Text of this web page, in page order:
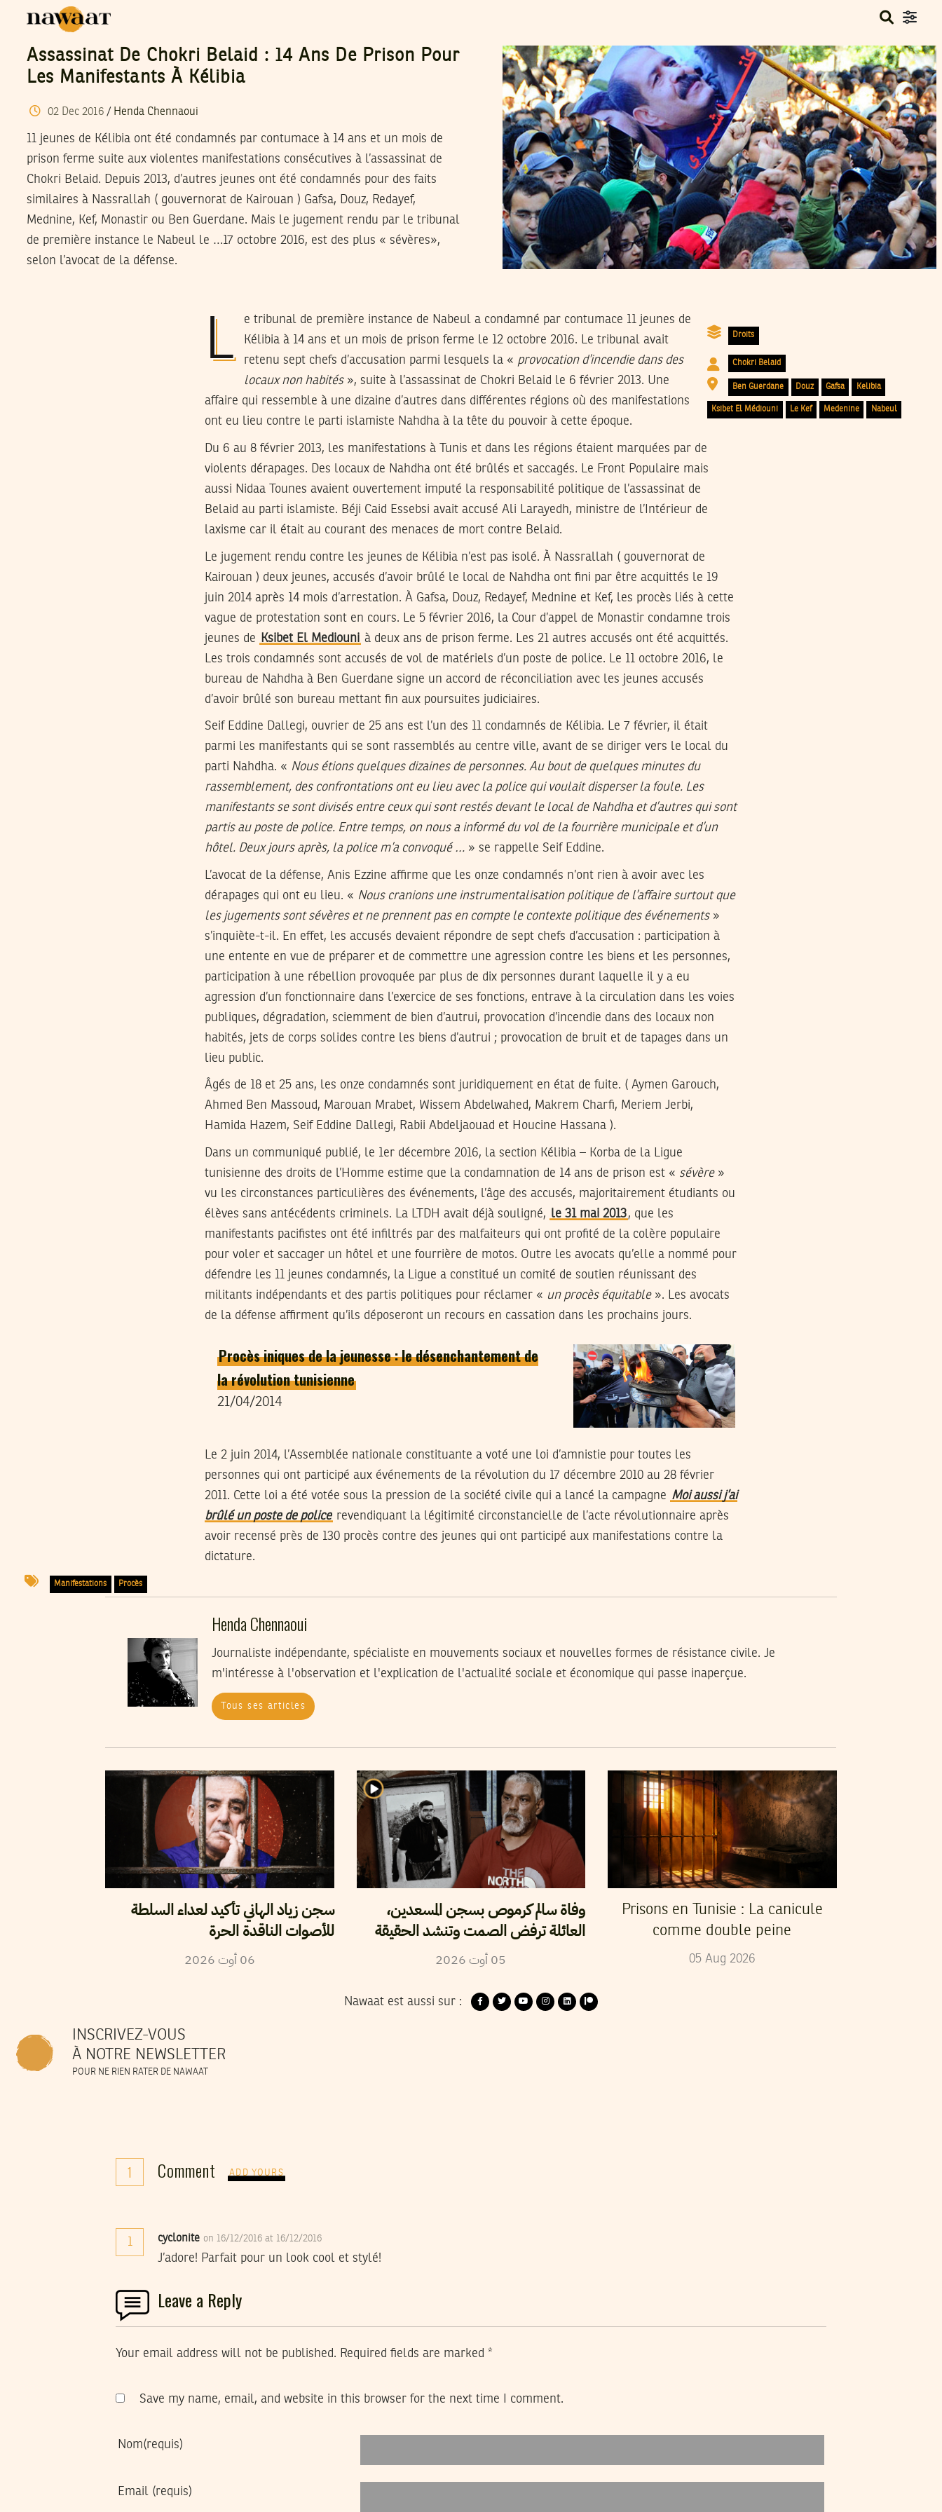
Assassinat De Chokri Belaid : 14 Ans De Prison Pour
Les Manifestants À Kélibia
02 Dec 2016/ Henda Chennaoui
11 jeunes de Kélibia ont été condamnés par contumace à 14 ans et un mois de
prison ferme suite aux violentes manifestations consécutives à l’assassinat de
Chokri Belaid. Depuis 2013, d’autres jeunes ont été condamnés pour des faits
similaires à Nassrallah ( gouvernorat de Kairouan ) Gafsa, Douz, Redayef,
Mednine, Kef, Monastir ou Ben Guerdane. Mais le jugement rendu par le tribunal
de première instance le Nabeul le …17 octobre 2016, est des plus « sévères»,
selon l’avocat de la défense.
Droits
Chokri Belaid
Ben Guerdane Douz Gafsa Kelibia
Ksibet El Médiouni Le Kef Medenine Nabeul
Le tribunal de première instance de Nabeul a condamné par contumace 11 jeunes de
Kélibia à 14 ans et un mois de prison ferme le 12 octobre 2016. Le tribunal avait
retenu sept chefs d’accusation parmi lesquels la « provocation d’incendie dans des
locaux non habités», suite à l’assassinat de Chokri Belaid le 6 février 2013. Une
affaire qui ressemble à une dizaine d’autres dans différentes régions où des manifestations
ont eu lieu contre le parti islamiste Nahdha à la tête du pouvoir à cette époque.
Du 6 au 8 février 2013, les manifestations à Tunis et dans les régions étaient marquées par de
violents dérapages. Des locaux de Nahdha ont été brûlés et saccagés. Le Front Populaire mais
aussi Nidaa Tounes avaient ouvertement imputé la responsabilité politique de l’assassinat de
Belaid au parti islamiste. Béji Caid Essebsi avait accusé Ali Larayedh, ministre de l’Intérieur de
laxisme car il était au courant des menaces de mort contre Belaid.
Le jugement rendu contre les jeunes de Kélibia n’est pas isolé. À Nassrallah ( gouvernorat de
Kairouan ) deux jeunes, accusés d’avoir brûlé le local de Nahdha ont fini par être acquittés le 19
juin 2014 après 14 mois d’arrestation. À Gafsa, Douz, Redayef, Mednine et Kef, les procès liés à cette
vague de protestation sont en cours. Le 5 février 2016, la Cour d’appel de Monastir condamne trois
jeunes de
Ksibet El Mediouni à deux ans de prison ferme. Les 21 autres accusés ont été acquittés.
Les trois condamnés sont accusés de vol de matériels d’un poste de police. Le 11 octobre 2016, le
bureau de Nahdha à Ben Guerdane signe un accord de réconciliation avec les jeunes accusés
d’avoir brûlé son bureau mettant fin aux poursuites judiciaires.
Seif Eddine Dallegi, ouvrier de 25 ans est l’un des 11 condamnés de Kélibia. Le 7 février, il était
parmi les manifestants qui se sont rassemblés au centre ville, avant de se diriger vers le local du
parti Nahdha. « Nous étions quelques dizaines de personnes. Au bout de quelques minutes du
rassemblement, des confrontations ont eu lieu avec la police qui voulait disperser la foule. Les
manifestants se sont divisés entre ceux qui sont restés devant le local de Nahdha et d’autres qui sont
partis au poste de police. Entre temps, on nous a informé du vol de la fourrière municipale et d’un
hôtel. Deux jours après, la police m’a convoqué … » se rappelle Seif Eddine.
L’avocat de la défense, Anis Ezzine affirme que les onze condamnés n’ont rien à avoir avec les
dérapages qui ont eu lieu. « Nous cranions une instrumentalisation politique de l’affaire surtout que
les jugements sont sévères et ne prennent pas en compte le contexte politique des événements»
s’inquiète-t-il. En effet, les accusés devaient répondre de sept chefs d’accusation : participation à
une entente en vue de préparer et de commettre une agression contre les biens et les personnes,
participation à une rébellion provoquée par plus de dix personnes durant laquelle il y a eu
agression d’un fonctionnaire dans l’exercice de ses fonctions, entrave à la circulation dans les voies
publiques, dégradation, sciemment de bien d’autrui, provocation d’incendie dans des locaux non
habités, jets de corps solides contre les biens d’autrui ; provocation de bruit et de tapages dans un
lieu public.
Âgés de 18 et 25 ans, les onze condamnés sont juridiquement en état de fuite. ( Aymen Garouch,
Ahmed Ben Massoud, Marouan Mrabet, Wissem Abdelwahed, Makrem Charfi, Meriem Jerbi,
Hamida Hazem, Seif Eddine Dallegi, Rabii Abdeljaouad et Houcine Hassana ).
Dans un communiqué publié, le 1er décembre 2016, la section Kélibia – Korba de la Ligue
tunisienne des droits de l’Homme estime que la condamnation de 14 ans de prison est « sévère»
vu les circonstances particulières des événements, l’âge des accusés, majoritairement étudiants ou
élèves sans antécédents criminels. La LTDH avait déjà souligné, le 31 mai 2013, que les
manifestants pacifistes ont été infiltrés par des malfaiteurs qui ont profité de la colère populaire
pour voler et saccager un hôtel et une fourrière de motos. Outre les avocats qu’elle a nommé pour
défendre les 11 jeunes condamnés, la Ligue a constitué un comité de soutien réunissant des
militants indépendants et des partis politiques pour réclamer « un procès équitable». Les avocats
de la défense affirment qu’ils déposeront un recours en cassation dans les prochains jours.
Procès iniques de la jeunesse : le désenchantement de
la révolution tunisienne
21/04/2014
Le 2 juin 2014, l’Assemblée nationale constituante a voté une loi d’amnistie pour toutes les
personnes qui ont participé aux événements de la révolution du 17 décembre 2010 au 28 février
2011. Cette loi a été votée sous la pression de la société civile qui a lancé la campagne Moi aussi j’ai
brûlé un poste de police revendiquant la légitimité circonstancielle de l’acte révolutionnaire après
avoir recensé près de 130 procès contre des jeunes qui ont participé aux manifestations contre la
dictature.
Manifestations Procès
Henda Chennaoui
Journaliste indépendante, spécialiste en mouvements sociaux et nouvelles formes de résistance civile. Je
m'intéresse à l'observation et l'explication de l'actualité sociale et économique qui passe inaperçue.
Tous ses articles
سجن زياد الهاني تأكيد لعداء السلطة
للأصوات الناقدة الحرة
06أوت2026
وفاة سالم كرموص بسجن المسعدين،
العائلة ترفض الصمت وتنشد الحقيقة
05أوت 2026
Prisons en Tunisie : La canicule
comme double peine
05 Aug 2026
Nawaat est aussi sur :
INSCRIVEZ-VOUS
À NOTRE NEWSLETTER
POUR NE RIEN RATER DE NAWAAT
1 Comment ADD YOURS
1 cyclonite on 16/12/2016 at 16/12/2016
J’adore! Parfait pour un look cool et stylé!
Leave a Reply
Your email address will not be published. Required fields are marked *
Save my name, email, and website in this browser for the next time I comment.
Nom(requis)
Email (requis)